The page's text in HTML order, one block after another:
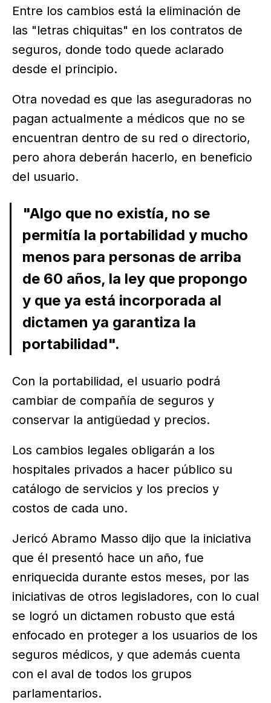
Entre los cambios está la eliminación de
las "letras chiquitas" en los contratos de
seguros, donde todo quede aclarado
desde el principio.
Otra novedad es que las aseguradoras no
pagan actualmente a médicos que no se
encuentran dentro de su red o directorio,
pero ahora deberán hacerlo, en beneficio
del usuario.
"Algo que no existía, no se
permitía la portabilidad y mucho
menos para personas de arriba
de 60 años, la ley que propongo
y que ya está incorporada al
dictamen ya garantiza la
portabilidad".
Con la portabilidad, el usuario podrá
cambiar de compañía de seguros y
conservar la antigüedad y precios.
Los cambios legales obligarán a los
hospitales privados a hacer público su
catálogo de servicios y los precios y
costos de cada uno.
Jericó Abramo Masso dijo que la iniciativa
que él presentó hace un año, fue
enriquecida durante estos meses, por las
iniciativas de otros legisladores, con lo cual
se logró un dictamen robusto que está
enfocado en proteger a los usuarios de los
seguros médicos, y que además cuenta
con el aval de todos los grupos
parlamentarios.